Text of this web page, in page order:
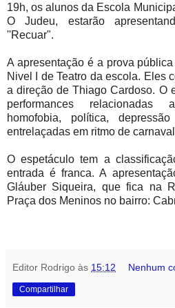
19h, os alunos da Escola
O Judeu, estarão
''Recuar".
A apresentação é a prova
Nivel I de Teatro da escola. Eles
a direção de Thiago Cardoso. O
performances relacionadas
homofobia, política,
entrelaçadas em ritmo de
O espetáculo tem a
entrada é franca. A
Gláuber Siqueira, que fica na
Praça dos Meninos no bairro:
Editor Rodrigo às 15:12 Nenhum
Compartilhar